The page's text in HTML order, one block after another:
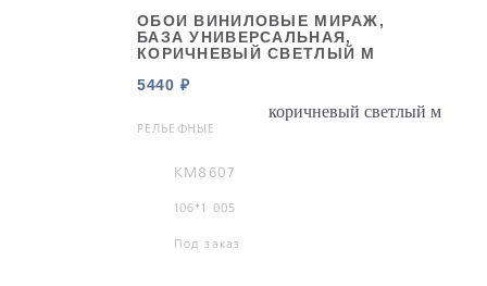
ОБОИ ВИНИЛОВЫЕ МИРАЖ,
БАЗА УНИВЕРСАЛЬНАЯ,
КОРИЧНЕВЫЙ СВЕТЛЫЙ М
5440 ₽
РЕЛЬЕФНЫЕ
KM8607
106*1 005
Под заказ